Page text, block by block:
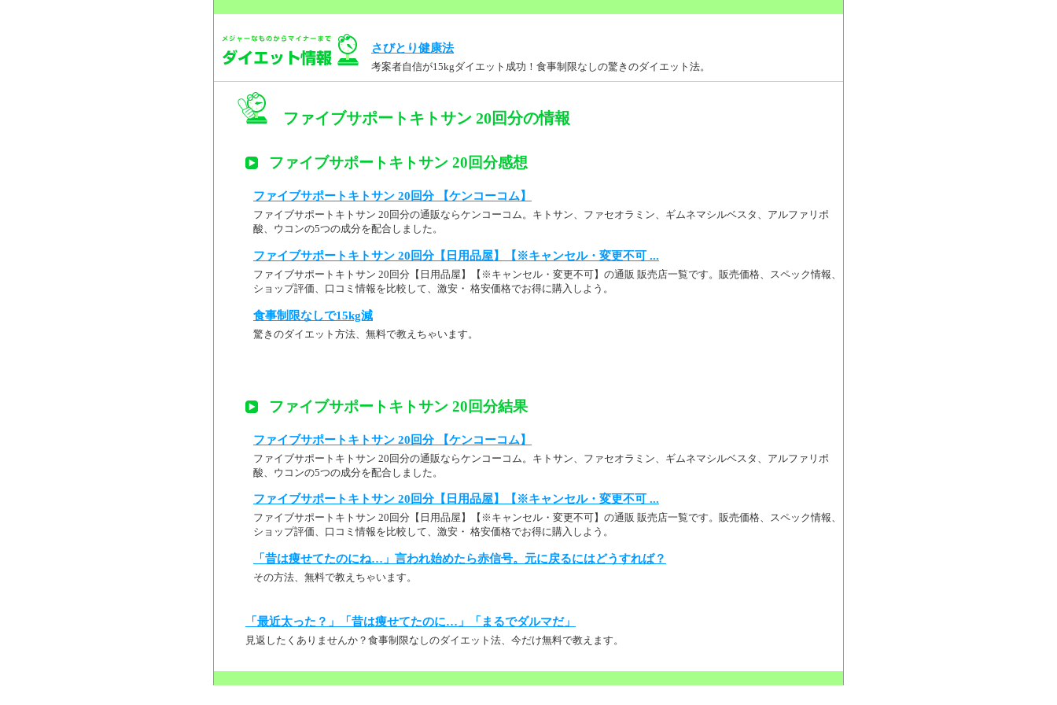
さびとり健康法
考案者自信が15kgダイエット成功！食事制限なしの驚きのダイエット法。
ファイブサポートキトサン 20回分の情報
ファイブサポートキトサン 20回分感想
ファイブサポートキトサン 20回分 【ケンコーコム】
ファイブサポートキトサン 20回分の通販ならケンコーコム。キトサン、ファセオラミン、ギムネマシルベスタ、アルファリポ
酸、ウコンの5つの成分を配合しました。
ファイブサポートキトサン 20回分【日用品屋】【※キャンセル・変更不可 ...
ファイブサポートキトサン 20回分【日用品屋】【※キャンセル・変更不可】の通販 販売店一覧です。販売価格、スペック情報、
ショップ評価、口コミ情報を比較して、激安・ 格安価格でお得に購入しよう。
食事制限なしで15kg減
驚きのダイエット方法、無料で教えちゃいます。
ファイブサポートキトサン 20回分結果
ファイブサポートキトサン 20回分 【ケンコーコム】
ファイブサポートキトサン 20回分の通販ならケンコーコム。キトサン、ファセオラミン、ギムネマシルベスタ、アルファリポ
酸、ウコンの5つの成分を配合しました。
ファイブサポートキトサン 20回分【日用品屋】【※キャンセル・変更不可 ...
ファイブサポートキトサン 20回分【日用品屋】【※キャンセル・変更不可】の通販 販売店一覧です。販売価格、スペック情報、
ショップ評価、口コミ情報を比較して、激安・ 格安価格でお得に購入しよう。
「昔は痩せてたのにね…」言われ始めたら赤信号。元に戻るにはどうすれば？
その方法、無料で教えちゃいます。
「最近太った？」「昔は痩せてたのに…」「まるでダルマだ」
見返したくありませんか？食事制限なしのダイエット法、今だけ無料で教えます。